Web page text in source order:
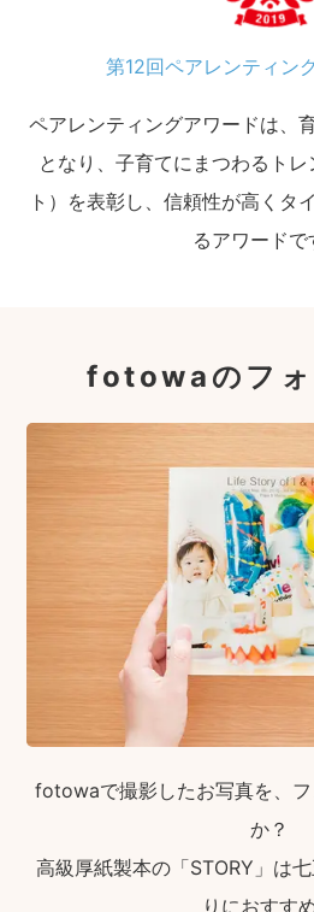
第12回ペアレンティン
ペアレンティングアワードは、
となり、子育てにまつわるト
ト）を表彰し、信頼性が高くタ
るアワードで
fotowaのフォ
fotowaで撮影したお写真を、
か？
高級厚紙製本の「STORY」は
りにおすすめ